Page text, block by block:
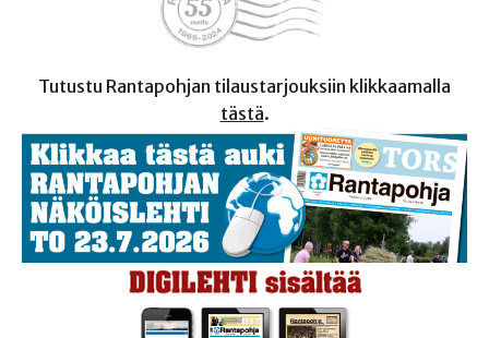
Tutustu Rantapohjan tilaustarjouksiin klikkaamalla
tästä.